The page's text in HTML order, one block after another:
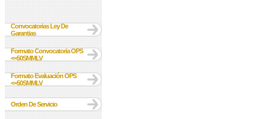
Convocatorias Ley De
Garantias
Formato Convocatoria OPS
<=50SMMLV
Formato Evaluación OPS
<=50SMMLV
Orden De Servicio